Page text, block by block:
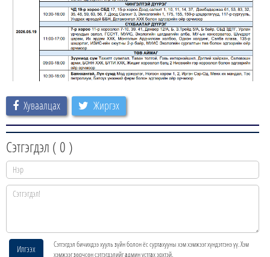
Хуваалцах Жиргэх
Сэтгэгдэл ( 0 )
Илгээх
Сэтгэгдэл бичихдээ хууль зүйн болон ёс суртахууны хэм хэмжээг хүндэтгэнэ үү. Хэм
хэмжээг зөрчсөн сэтгэгдэлийг админ устгах эрхтэй.